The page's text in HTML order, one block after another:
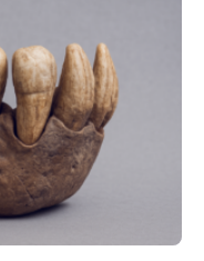
an der
(JGU), und ihr
in Tansania
die Tremore
Ort in…